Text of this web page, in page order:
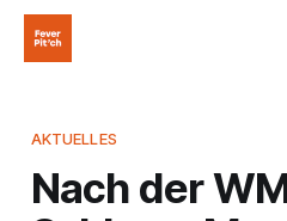
AKTUELLES
Nach der